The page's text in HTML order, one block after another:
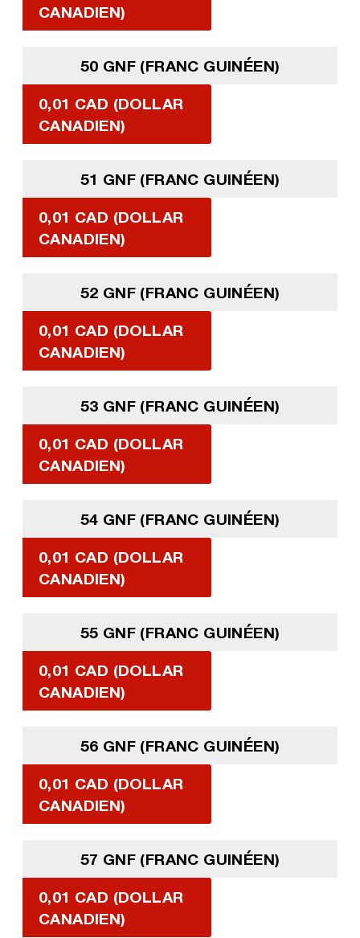
CANADIEN)
50 GNF (FRANC GUINÉEN)
0,01 CAD (DOLLAR
CANADIEN)
51 GNF (FRANC GUINÉEN)
0,01 CAD (DOLLAR
CANADIEN)
52 GNF (FRANC GUINÉEN)
0,01 CAD (DOLLAR
CANADIEN)
53 GNF (FRANC GUINÉEN)
0,01 CAD (DOLLAR
CANADIEN)
54 GNF (FRANC GUINÉEN)
0,01 CAD (DOLLAR
CANADIEN)
55 GNF (FRANC GUINÉEN)
0,01 CAD (DOLLAR
CANADIEN)
56 GNF (FRANC GUINÉEN)
0,01 CAD (DOLLAR
CANADIEN)
57 GNF (FRANC GUINÉEN)
0,01 CAD (DOLLAR
CANADIEN)